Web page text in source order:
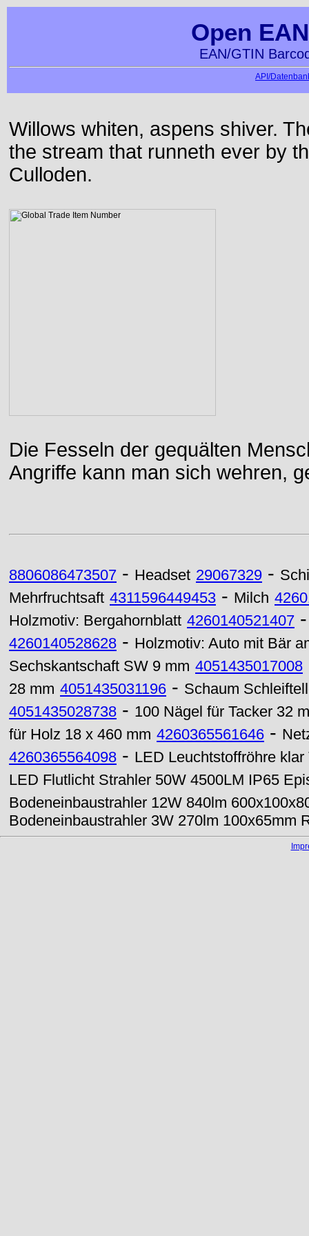
Open
EAN/GTIN
API/
Willows whiten, aspens shiver.
the stream that runneth ever by
Culloden.
Die Fesseln der gequälten
Angriffe kann man sich wehren,
8806086473507 - Headset 29067329 -
Mehrfruchtsaft 4311596449453 - Milch
Holzmotiv: Bergahornblatt 4260140521407
4260140528628 - Holzmotiv: Auto mit Bär
Sechskantschaft SW 9 mm 4051435017008
28 mm 4051435031196 - Schaum
4051435028738 - 100 Nägel für Tacker 32
für Holz 18 x 460 mm 4260365561646 -
4260365564098 - LED Leuchtstoffröhre
LED Flutlicht Strahler 50W 4500LM IP65
Bodeneinbaustrahler 12W 840lm
Bodeneinbaustrahler 3W 270lm 100x65mm